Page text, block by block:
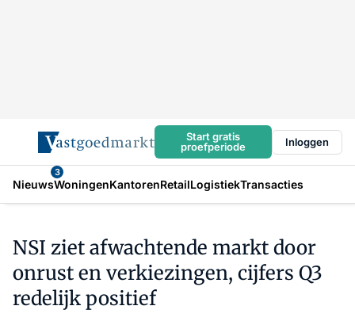
Start gratis
proefperiode
Inloggen
Nieuws
3
WoningenKantorenRetailLogistiekTransacties
NSI ziet afwachtende markt door
onrust en verkiezingen, cijfers Q3
redelijk positief